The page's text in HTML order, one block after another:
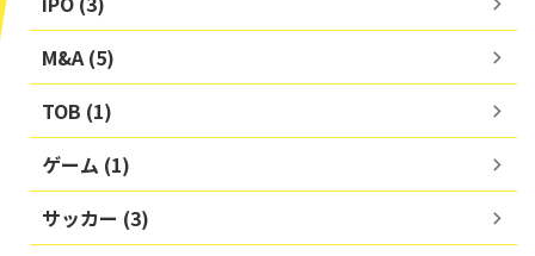
M&A (5)
TOB (1)
ゲーム (1)
サッカー (3)